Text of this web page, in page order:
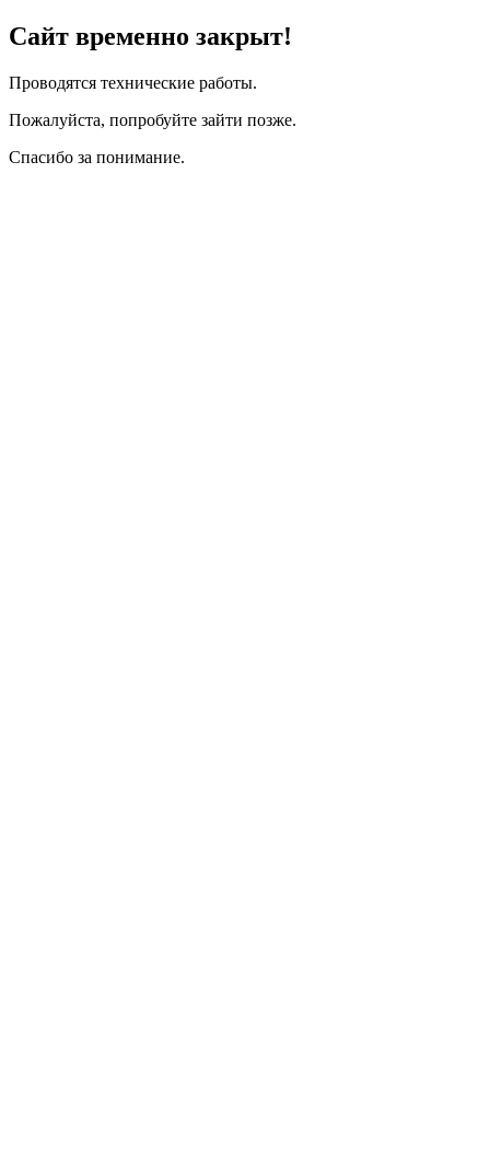
Сайт временно закрыт!
Проводятся технические работы.
Пожалуйста, попробуйте зайти позже.
Спасибо за понимание.